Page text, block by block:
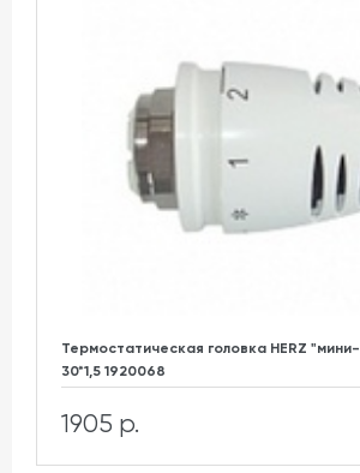
Термостатическая головка HERZ "мини-
30*1,5 1920068
1905 р.